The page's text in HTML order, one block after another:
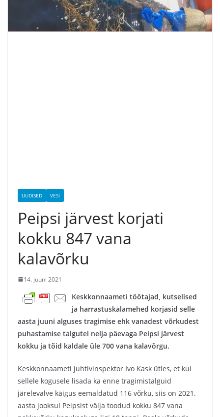
UUDISED VESI
Peipsi järvest korjati
kokku 847 vana
kalavõrku
14. juuni 2021
Keskkonnaameti töötajad, kutselised
ja harrastuskalamehed korjasid selle
aasta juuni alguses tragimise ehk vanadest võrkudest
puhastamise talgutel nelja päevaga Peipsi järvest
kokku ja tõid kaldale üle 700 vana kalavõrgu.
Keskkonnaameti juhtivinspektor Ivo Kask ütles, et kui
sellele kogusele lisada ka enne tragimistalguid
järelevalve käigus eemaldatud 116 võrku, siis on 2021.
aasta jooksul Peipsist välja toodud kokku 847 vana